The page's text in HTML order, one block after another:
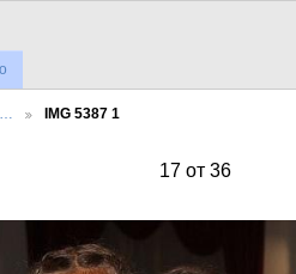
IMG 5387 1
17 от 36